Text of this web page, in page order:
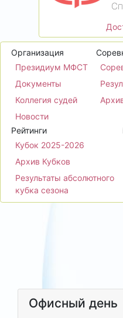
Организация
Президиум МФСТ
Документы
Коллегия судей
Новости
Рейтинги
Кубок 2025-2026
Архив Кубков
Результаты абсолютного
кубка сезона
Офисный день